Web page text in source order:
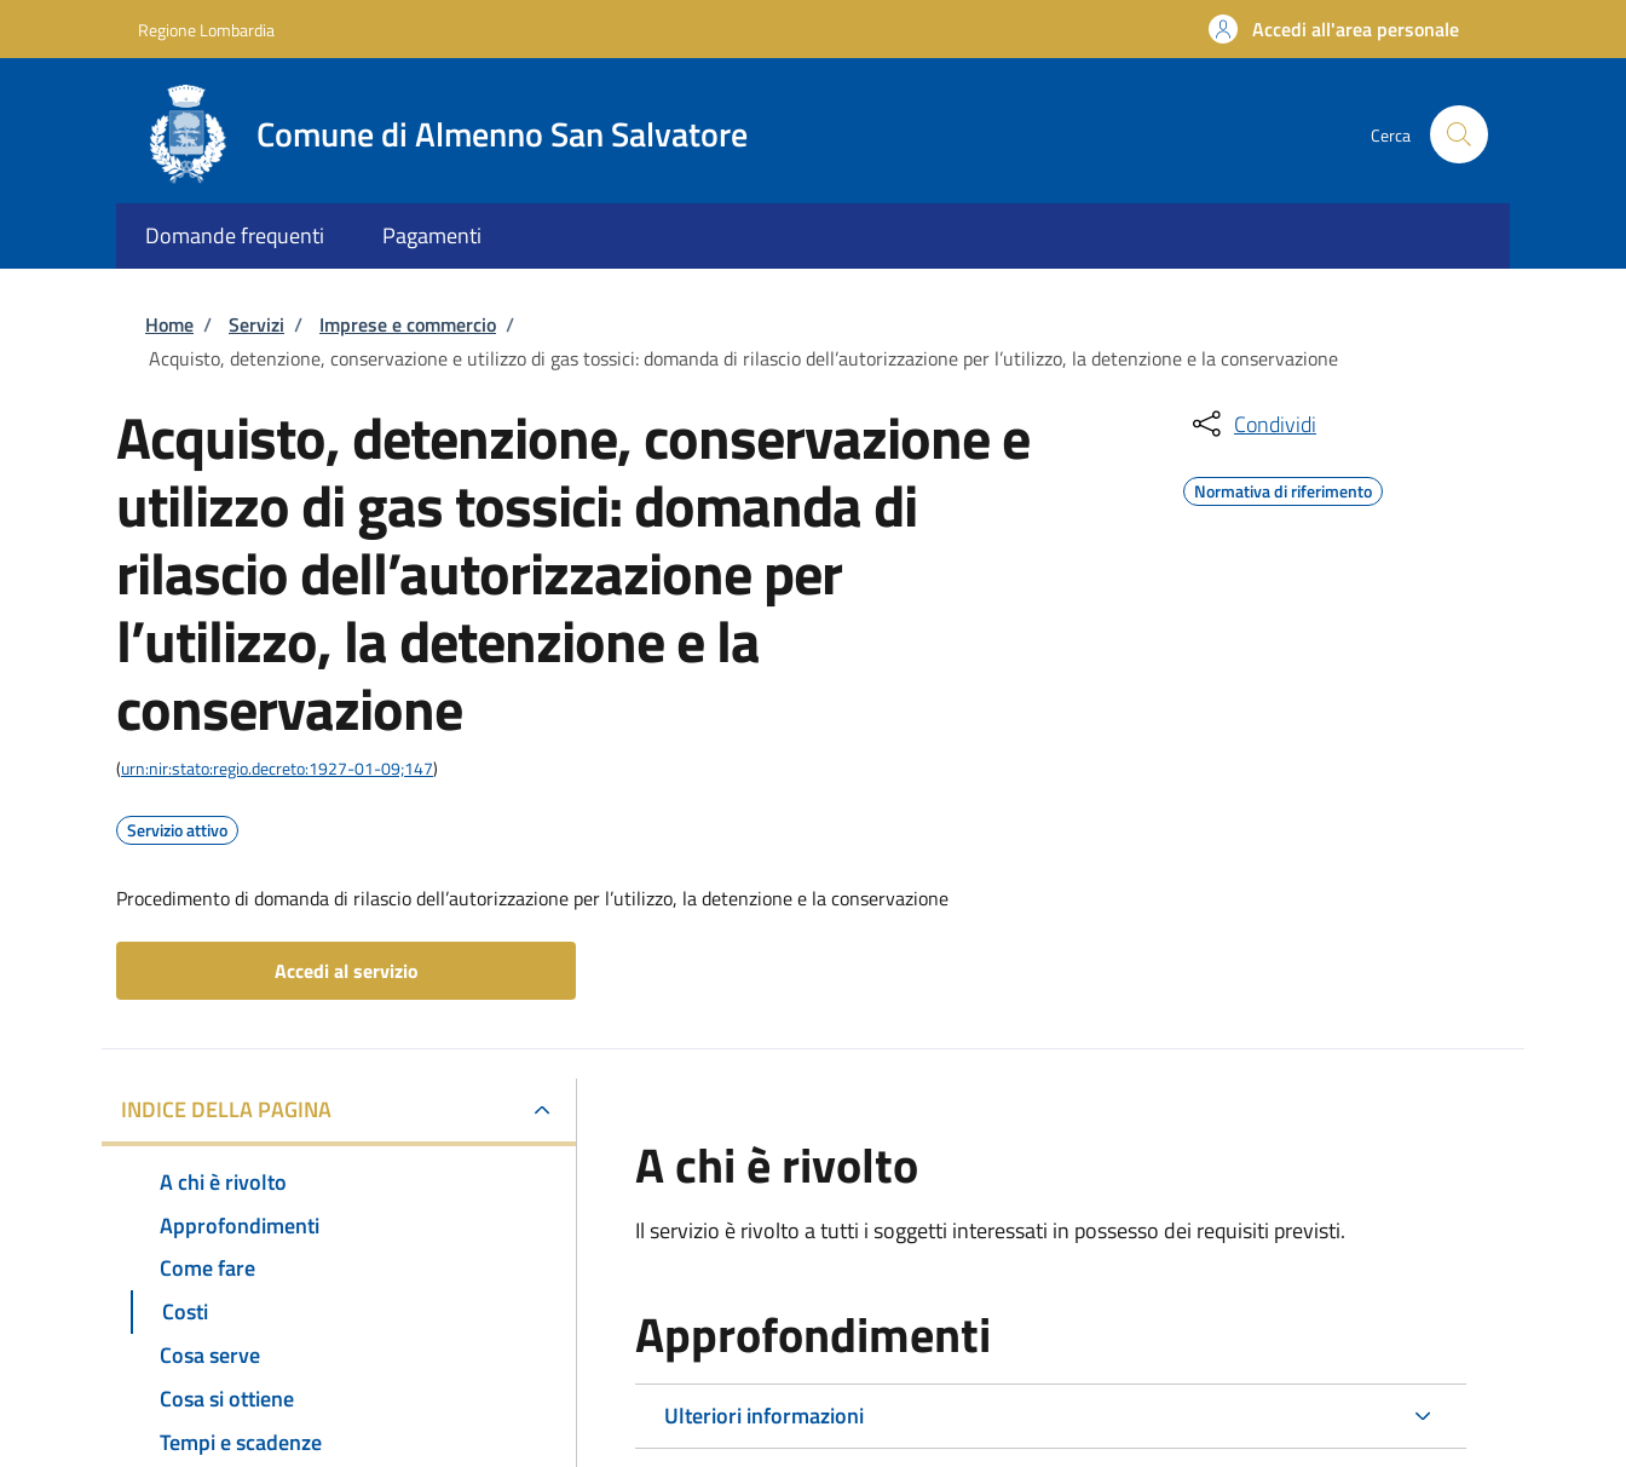
Regione Lombardia Accedi all'area personale
Comune di Almenno San Salvatore Cerca
Domande frequenti Pagamenti
Briciole di pane
Home / Servizi / Imprese e commercio /
Acquisto, detenzione, conservazione e utilizzo di gas tossici: domanda di rilascio dell’autorizzazione per l’utilizzo, la detenzione e la conservazione
Acquisto, detenzione, conservazione e
utilizzo di gas tossici: domanda di
rilascio dell’autorizzazione per
l’utilizzo, la detenzione e la
conservazione
(urn:nir:stato:regio.decreto:1927-01-09;147)
Servizio attivo
Procedimento di domanda di rilascio dell’autorizzazione per l’utilizzo, la detenzione e la conservazione
Accedi al servizio
Condividi
Normativa di riferimento
INDICE DELLA PAGINA
A chi è rivolto
Approfondimenti
Come fare
Costi
Cosa serve
Cosa si ottiene
Tempi e scadenze
A chi è rivolto
Il servizio è rivolto a tutti i soggetti interessati in possesso dei requisiti previsti.
Approfondimenti
Ulteriori informazioni